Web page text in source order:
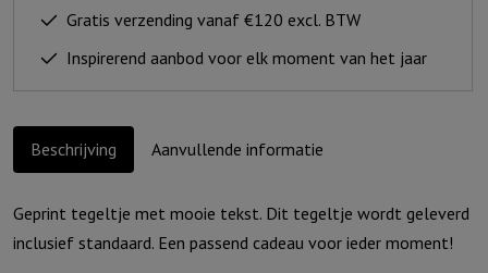
houder)
Gratis verzending vanaf €120 excl. BTW
Inspirerend aanbod voor elk moment van het jaar
Beschrijving Aanvullende informatie
Geprint tegeltje met mooie tekst. Dit tegeltje wordt geleverd
inclusief standaard. Een passend cadeau voor ieder moment!